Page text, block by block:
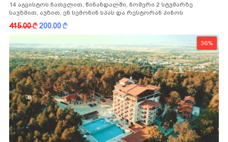
14 აგვისტოს ჩათვლით, წინანდალში, ნომერი 2 სტუმარზე
საუზმით, აუზით, ენ სემონინ სპას და რესტორან პინოს
415.00k200.00k
36%